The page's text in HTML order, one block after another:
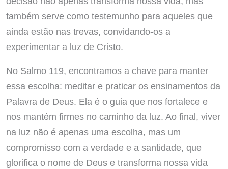
também serve como testemunho para aqueles que
ainda estão nas trevas, convidando-os a
experimentar a luz de Cristo.
No Salmo 119, encontramos a chave para manter
essa escolha: meditar e praticar os ensinamentos da
Palavra de Deus. Ela é o guia que nos fortalece e
nos mantém firmes no caminho da luz. Ao final, viver
na luz não é apenas uma escolha, mas um
compromisso com a verdade e a santidade, que
glorifica o nome de Deus e transforma nossa vida